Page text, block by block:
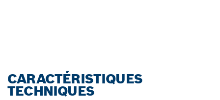
CARACTÉRISTIQUES
TECHNIQUES